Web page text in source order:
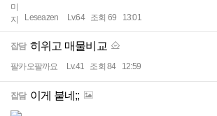
Leseazen Lv.64 조회 69 13:01
잡담 히위고 매물비교
팔카오팔까요 Lv.41 조회 84 12:59
잡담 이게 붙네;;